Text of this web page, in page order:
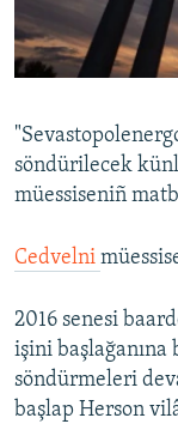
Русский
Українською
QOŞULIÑIZ!
RFE/RS bütün
söndürilecek
müessiseniñ
Cedvelni
2016 senesi
işini başlağanına
söndürmeleri
başlap Herson